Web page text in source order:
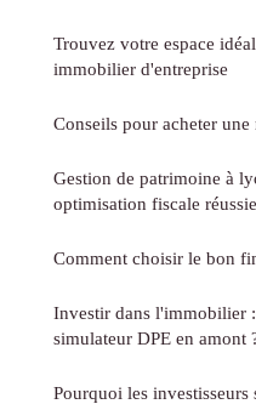
Trouvez votre espace
immobilier d'entreprise
Conseils pour acheter
Gestion de patrimoine à
optimisation fiscale
Comment choisir le bon
Investir dans l'immobilier
simulateur DPE en amont
Pourquoi les investisseurs